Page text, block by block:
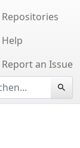
Repositories
Help
Report an Issue